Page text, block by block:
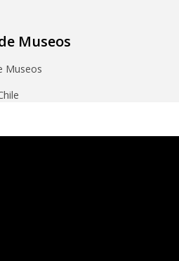
Museos
Museos